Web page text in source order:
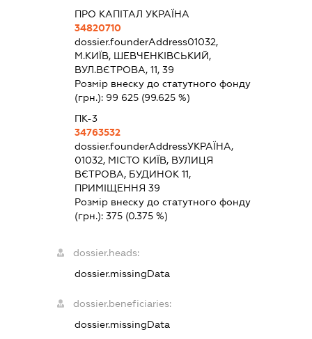
ПРО КАПІТАЛ УКРАЇНА
34820710
dossier.founderAddress01032,
М.КИЇВ, ШЕВЧЕНКІВСЬКИЙ,
ВУЛ.ВЄТРОВА, 11, 39
Розмір внеску до статутного фонду
(грн.): 99 625 (99.625 %)
ПК-3
34763532
dossier.founderAddressУКРАЇНА,
01032, МІСТО КИЇВ, ВУЛИЦЯ
ВЄТРОВА, БУДИНОК 11,
ПРИМІЩЕННЯ 39
Розмір внеску до статутного фонду
(грн.):375 (0.375 %)
dossier.heads:
dossier.missingData
dossier.beneficiaries:
dossier.missingData